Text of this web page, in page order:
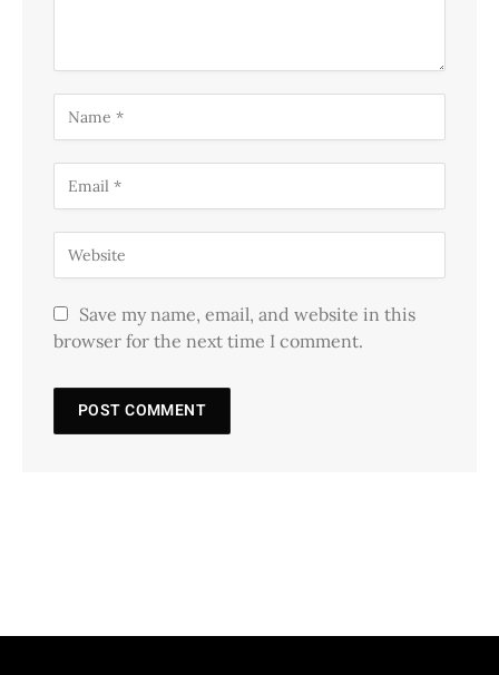
Save my name, email, and website in this
browser for the next time I comment.